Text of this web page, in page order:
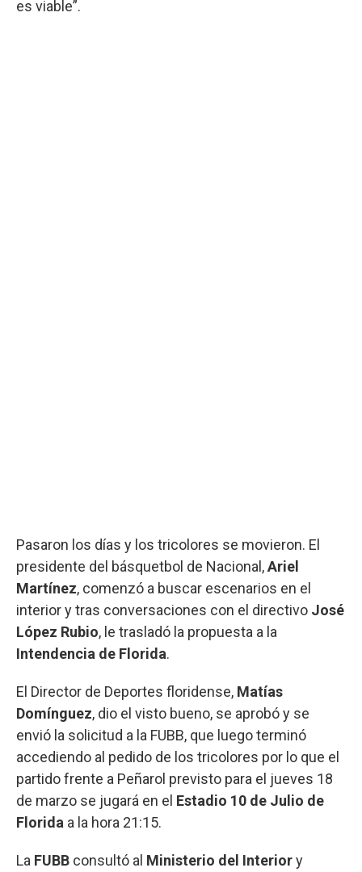
es viable”.
Pasaron los días y los tricolores se movieron. El
presidente del básquetbol de Nacional,Ariel
Martínez, comenzó a buscar escenarios en el
interior y tras conversaciones con el directivo José
López Rubio, le trasladó la propuesta a la
Intendencia de Florida.
El Director de Deportes floridense, Matías
Domínguez, dio el visto bueno, se aprobó y se
envió la solicitud a la FUBB, que luego terminó
accediendo al pedido de los tricolores por lo que el
partido frente a Peñarol previsto para el jueves 18
de marzo se jugará en el Estadio 10 de Julio de
Florida a la hora 21:15.
La FUBB consultó al Ministerio del Interiory